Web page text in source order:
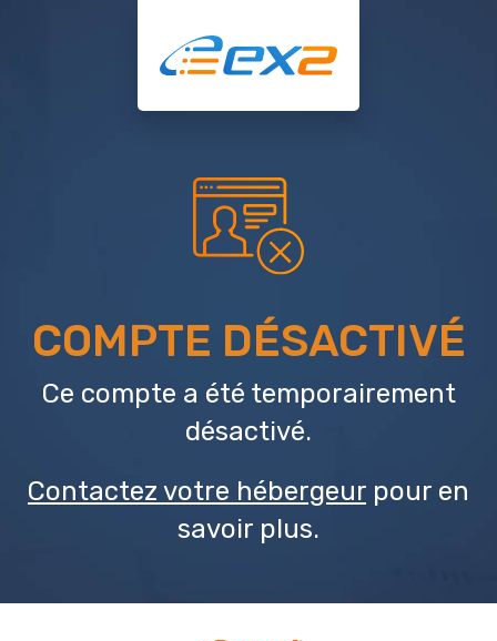
COMPTE DÉSACTIVÉ
Ce compte a été temporairement
désactivé.
Contactez votre hébergeur pour en
savoir plus.